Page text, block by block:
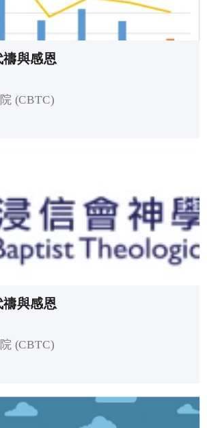
禱與感恩
(CBTC)
禱與感恩
(CBTC)